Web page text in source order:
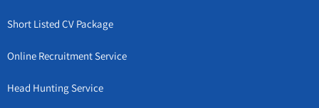
Short Listed CV Package
Online Recruitment Service
Head Hunting Service